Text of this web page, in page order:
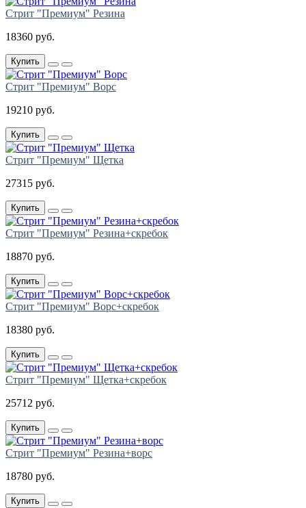
Стрит "Премиум" Резина
18360 руб.
Купить
Стрит "Премиум" Ворс
19210 руб.
Купить
Стрит "Премиум" Щетка
27315 руб.
Купить
Cтрит "Премиум" Резина+скребок
18870 руб.
Купить
Стрит "Премиум" Ворс+скребок
18380 руб.
Купить
Стрит "Премиум" Щетка+скребок
25712 руб.
Купить
Стрит "Премиум" Резина+ворс
18780 руб.
Купить